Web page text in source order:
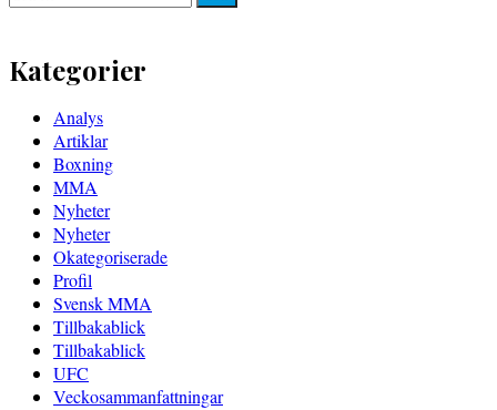
efter:
Kategorier
Analys
Artiklar
Boxning
MMA
Nyheter
Nyheter
Okategoriserade
Profil
Svensk MMA
Tillbakablick
Tillbakablick
UFC
Veckosammanfattningar